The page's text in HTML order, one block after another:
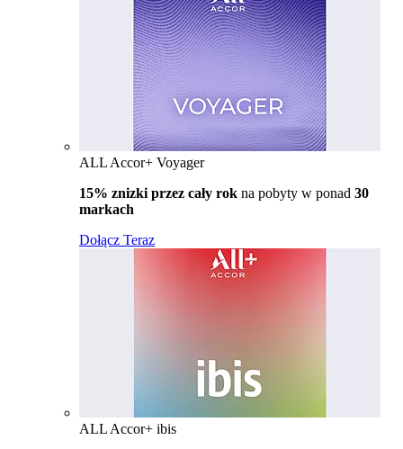
ALL Accor+ Voyager
15% znizki przez cały rok na pobyty w ponad 30
markach
Dołącz Teraz
ALL Accor+ ibis